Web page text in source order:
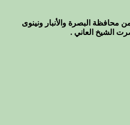
محافظة البصرة والأنبار ونينوى
الشيخ العاني .